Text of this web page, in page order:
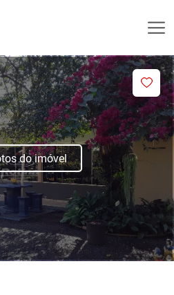
do imóvel